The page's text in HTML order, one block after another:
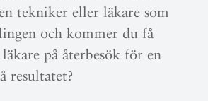
tekniker eller läkare som
och kommer du få
på återbesök för en
resultatet?